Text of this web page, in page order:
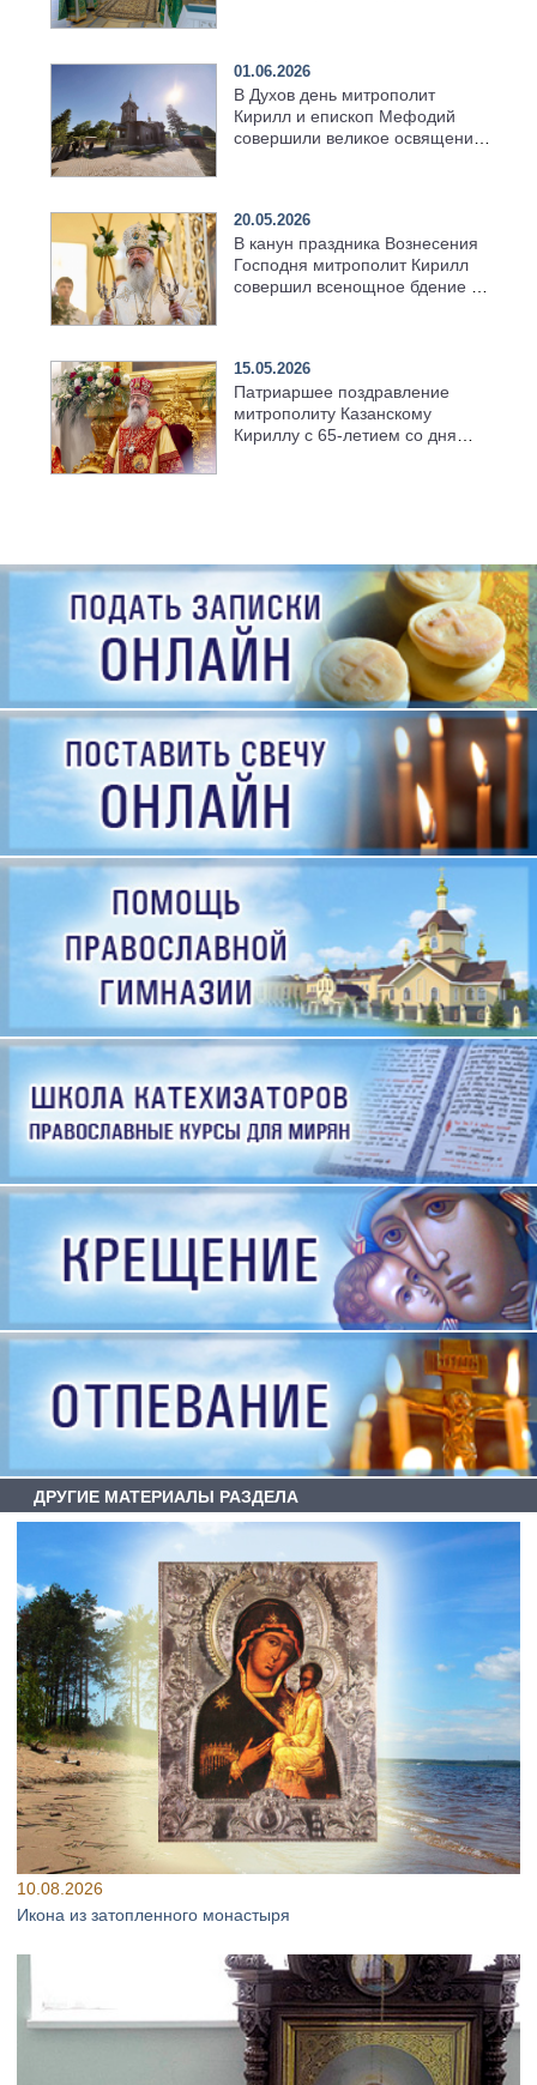
01.06.2026
В Духов день митрополит
Кирилл и епископ Мефодий
совершили великое освящение
20.05.2026
В канун праздника Вознесения
Господня митрополит Кирилл
совершил всенощное бдение в
15.05.2026
Патриаршее поздравление
митрополиту Казанскому
Кириллу с 65-летием со дня
ДРУГИЕ МАТЕРИАЛЫ РАЗДЕЛА
10.08.2026
Икона из затопленного монастыря